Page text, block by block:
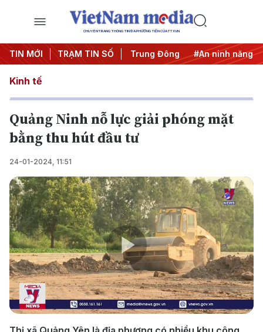
CHUYÊN TRANG THÔNG TIN ĐA PHƯƠNG TIỆN CỦA TTXVN
TIN MỚI TRẠM TIN SỐ
IUU #Căng thẳng Trung Đông #An ninh năng lượng
Kinh tế
Quảng Ninh nỗ lực giải phóng mặt
bằng thu hút đầu tư
24-01-2024, 11:51
Play
Video